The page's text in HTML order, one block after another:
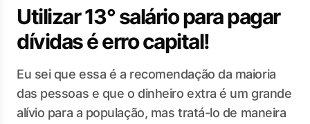
Utilizar 13° salário para pagar
dívidas é erro capital!
Eu sei que essa é a recomendação da maioria
das pessoas e que o dinheiro extra é um grande
alívio para a população, mas tratá-lo de maneira